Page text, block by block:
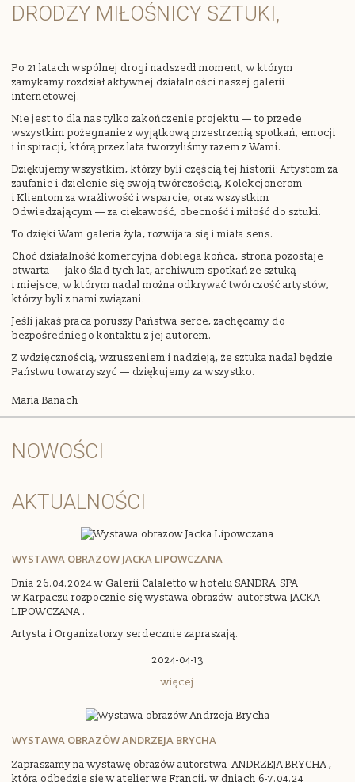
DRODZY MIŁOŚNICY SZTUKI,
Po 21 latach wspólnej drogi nadszedł moment, w którym
zamykamy rozdział aktywnej działalności naszej galerii
internetowej.
Nie jest to dla nas tylko zakończenie projektu — to przede
wszystkim pożegnanie z wyjątkową przestrzenią spotkań, emocji
i inspiracji, którą przez lata tworzyliśmy razem z Wami.
Dziękujemy wszystkim, którzy byli częścią tej historii: Artystom za
zaufanie i dzielenie się swoją twórczością, Kolekcjonerom
i Klientom za wrażliwość i wsparcie, oraz wszystkim
Odwiedzającym — za ciekawość, obecność i miłość do sztuki.
To dzięki Wam galeria żyła, rozwijała się i miała sens.
Choć działalność komercyjna dobiega końca, strona pozostaje
otwarta — jako ślad tych lat, archiwum spotkań ze sztuką
i miejsce, w którym nadal można odkrywać twórczość artystów,
którzy byli z nami związani.
Jeśli jakaś praca poruszy Państwa serce, zachęcamy do
bezpośredniego kontaktu z jej autorem.
Z wdzięcznością, wzruszeniem i nadzieją, że sztuka nadal będzie
Państwu towarzyszyć — dziękujemy za wszystko.
Maria Banach
NOWOŚCI
AKTUALNOŚCI
WYSTAWA OBRAZOW JACKA LIPOWCZANA
Dnia 26.04.2024 w Galerii Calaletto w hotelu SANDRA SPA
w Karpaczu rozpocznie się wystawa obrazów autorstwa JACKA
LIPOWCZANA .
Artysta i Organizatorzy serdecznie zapraszają.
2024-04-13
więcej
WYSTAWA OBRAZÓW ANDRZEJA BRYCHA
Zapraszamy na wystawę obrazów autorstwa ANDRZEJA BRYCHA ,
która odbędzie się w atelier we Francji, w dniach 6-7.04.24